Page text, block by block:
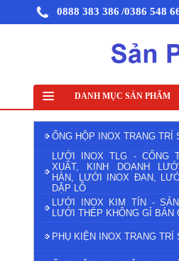
0888 383 386 /0386 548
DANH MỤC SẢN PHẨM
Lưới đỡ cách nhiệt inox 304 Lưới inox
ỐNG HỘP INOX TRANG TRÍ
LƯỚI INOX TLG - CÔNG
XUẤT, KINH DOANH
HÀN, LƯỚI INOX ĐAN,
DẬP LỖ
LƯỚI INOX KIM TÍN -
LƯỚI THÉP KHÔNG GỈ BÁN
PHỤ KIỆN INOX TRANG TRÍ